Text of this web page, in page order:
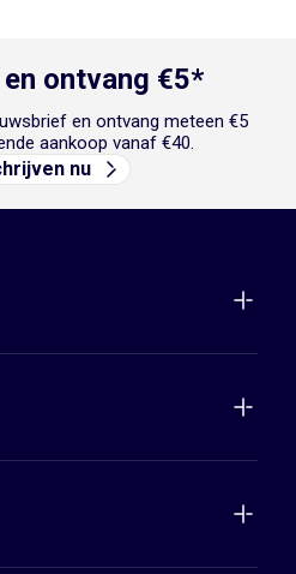
ontvang €5*
en ontvang meteen €5
aankoop vanaf €40.
nu